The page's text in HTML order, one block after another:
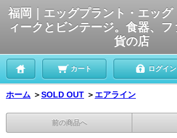
福岡｜エッグプラント・エッグ
ィークとビンテージ。食器、
貨の店
カート ログイン
ホーム ＞SOLD OUT ＞ エアライン
前の商品へ